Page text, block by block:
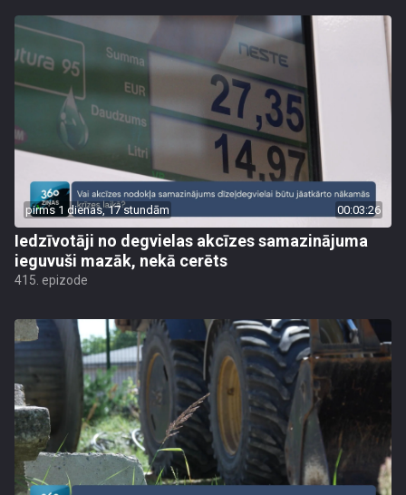
pirms 1 dienas, 17 stundām 00:03:26
Iedzīvotāji no degvielas akcīzes samazinājuma
ieguvuši mazāk, nekā cerēts
415. epizode